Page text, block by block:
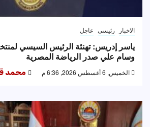
الاخبار رئيسى عاجل
ياسر إدريس: تهنئة الرئيس السيسي
وسام علي صدر الرياضة المصرية
الخميس, 6 أغسطس 2026, 6:36 م محمد